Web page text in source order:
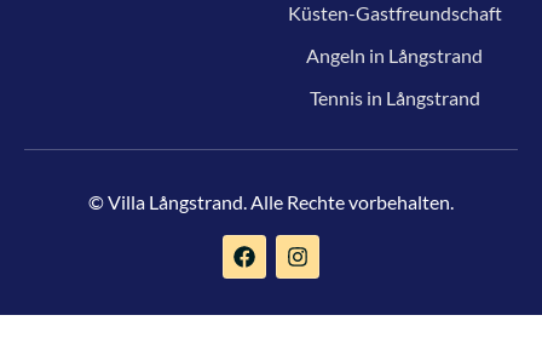
Küsten-Gastfreundschaft
Angeln in Långstrand
Tennis in Långstrand
© Villa Långstrand. Alle Rechte vorbehalten.